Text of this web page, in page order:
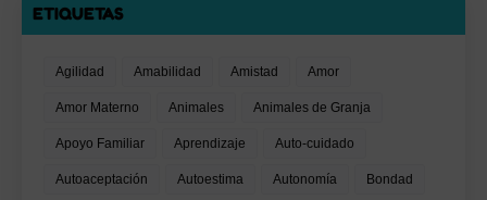
ETIQUETAS
Agilidad Amabilidad Amistad Amor
Amor Materno Animales Animales de Granja
Apoyo Familiar Aprendizaje Auto-cuidado
Autoaceptación Autoestima Autonomía Bondad